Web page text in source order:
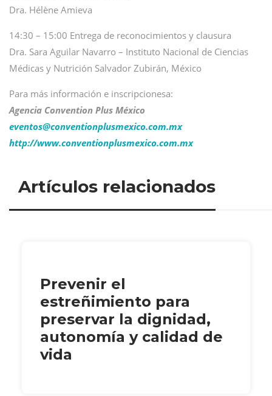
Dra. Hélène Amieva
14:30 – 15:00 Entrega de reconocimientos y clausura
Dra. Sara Aguilar Navarro – Instituto Nacional de Ciencias
Médicas y Nutrición Salvador Zubirán, México
Para más información e inscripcionesa:
Agencia Convention Plus México
eventos@conventionplusmexico.com.mx
http://www.conventionplusmexico.com.mx
Artículos relacionados
Prevenir el
estreñimiento para
preservar la dignidad,
autonomía y calidad de
vida